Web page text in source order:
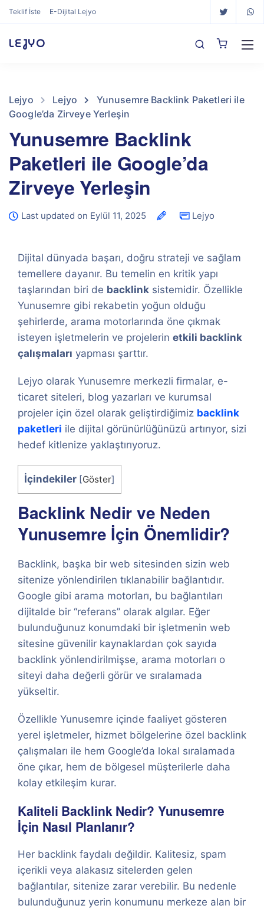
Teklif İste E-Dijital Lejyo
LEJYO
Lejyo Lejyo
Yunusemre Backlink Paketleri ile
Google’da Zirveye Yerleşin
Yunusemre Backlink
Paketleri ile Google’da
Zirveye Yerleşin
Last updated on Eylül 11, 2025 Lejyo
Dijital dünyada başarı, doğru strateji ve sağlam
temellere dayanır. Bu temelin en kritik yapı
taşlarından biri de backlink sistemidir. Özellikle
Yunusemre gibi rekabetin yoğun olduğu
şehirlerde, arama motorlarında öne çıkmak
isteyen işletmelerin ve projelerin etkili backlink
çalışmaları yapması şarttır.
Lejyo olarak Yunusemre merkezli firmalar, e-
ticaret siteleri, blog yazarları ve kurumsal
projeler için özel olarak geliştirdiğimiz backlink
paketleri ile dijital görünürlüğünüzü artırıyor, sizi
hedef kitlenize yaklaştırıyoruz.
İçindekiler [Göster]
Backlink Nedir ve Neden
Yunusemre İçin Önemlidir?
Backlink, başka bir web sitesinden sizin web
sitenize yönlendirilen tıklanabilir bağlantıdır.
Google gibi arama motorları, bu bağlantıları
dijitalde bir “referans” olarak algılar. Eğer
bulunduğunuz konumdaki bir işletmenin web
sitesine güvenilir kaynaklardan çok sayıda
backlink yönlendirilmişse, arama motorları o
siteyi daha değerli görür ve sıralamada
yükseltir.
Özellikle Yunusemre içinde faaliyet gösteren
yerel işletmeler, hizmet bölgelerine özel backlink
çalışmaları ile hem Google’da lokal sıralamada
öne çıkar, hem de bölgesel müşterilerle daha
kolay etkileşim kurar.
Kaliteli Backlink Nedir? Yunusemre
İçin Nasıl Planlanır?
Her backlink faydalı değildir. Kalitesiz, spam
içerikli veya alakasız sitelerden gelen
bağlantılar, sitenize zarar verebilir. Bu nedenle
bulunduğunuz yerin konumunu merkeze alan bir